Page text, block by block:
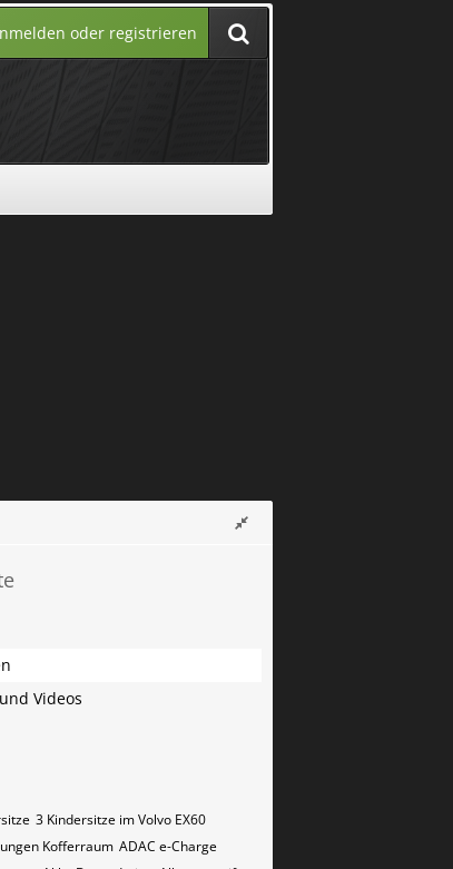
oder registrieren
Videos
3 Kindersitze im Volvo EX60
Kofferraum ADAC e-Charge